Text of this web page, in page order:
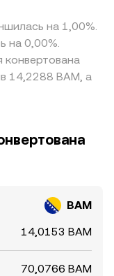
на 1,00%.
на 0,00%.
конвертована
14,2288 BAM, а
BAM
14,0153 BAM
70,0766 BAM